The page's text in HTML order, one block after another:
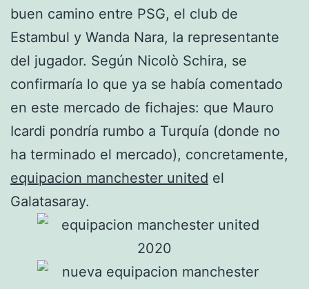
buen camino entre PSG, el club de
Estambul y Wanda Nara, la representante
del jugador. Según Nicolò Schira, se
confirmaría lo que ya se había comentado
en este mercado de fichajes: que Mauro
Icardi pondría rumbo a Turquía (donde no
ha terminado el mercado), concretamente,
equipacion manchester united el
Galatasaray.